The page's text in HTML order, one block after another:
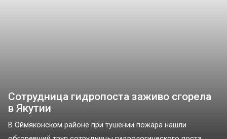
Сотрудница гидропоста заживо сгорела
в Якутии
В Оймяконском районе при тушении пожара нашли